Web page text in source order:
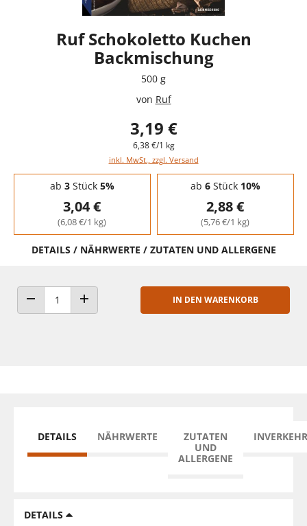
Ruf Schokoletto Kuchen
Backmischung
500 g
von Ruf
3,19 €
6,38 €/1 kg
inkl. MwSt., zzgl. Versand
Staffelpreise - Mengenrabatt
ab 3Stück 5%
3,04 €
(6,08 €/1 kg)
ab 6Stück 10%
2,88 €
(5,76 €/1 kg)
DETAILS / NÄHRWERTE / ZUTATEN UND ALLERGENE
ANZAHL VERRINGERNANZAHL ERHÖHEN
IN DEN WARENKORB
DETAILS NÄHRWERTE
ZUTATEN
UND
ALLERGENE
DETAILS